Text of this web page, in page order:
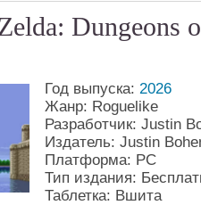
Dungeons
Год выпуска: 2026
Жанр: Roguelike
Разработчик: Justin
Издатель: Justin
Платформа: PC
Тип издания:
Таблетка: Вшита